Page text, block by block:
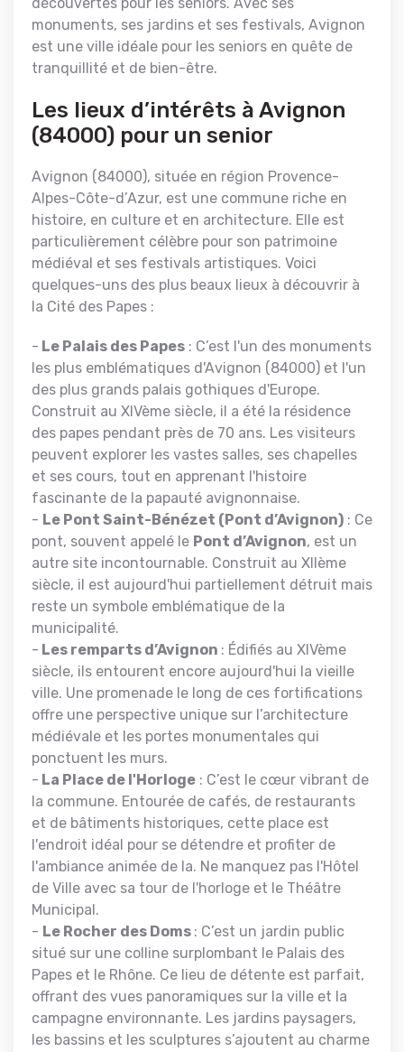
monuments, ses jardins et ses festivals, Avignon
est une ville idéale pour les seniors en quête de
tranquillité et de bien-être.
Les lieux d’intérêts à Avignon
(84000) pour un senior
Avignon (84000), située en région Provence-
Alpes-Côte-d’Azur, est une commune riche en
histoire, en culture et en architecture. Elle est
particulièrement célèbre pour son patrimoine
médiéval et ses festivals artistiques. Voici
quelques-uns des plus beaux lieux à découvrir à
la Cité des Papes :
- Le Palais des Papes : C’est l'un des monuments
les plus emblématiques d'Avignon (84000) et l'un
des plus grands palais gothiques d'Europe.
Construit au XIVème siècle, il a été la résidence
des papes pendant près de 70 ans. Les visiteurs
peuvent explorer les vastes salles, ses chapelles
et ses cours, tout en apprenant l'histoire
fascinante de la papauté avignonnaise.
- Le Pont Saint-Bénézet (Pont d’Avignon) : Ce
pont, souvent appelé le Pont d’Avignon, est un
autre site incontournable. Construit au XIIème
siècle, il est aujourd'hui partiellement détruit mais
reste un symbole emblématique de la
municipalité.
- Les remparts d’Avignon : Édifiés au XIVème
siècle, ils entourent encore aujourd'hui la vieille
ville. Une promenade le long de ces fortifications
offre une perspective unique sur l’architecture
médiévale et les portes monumentales qui
ponctuent les murs.
- La Place de l'Horloge : C’est le cœur vibrant de
la commune. Entourée de cafés, de restaurants
et de bâtiments historiques, cette place est
l'endroit idéal pour se détendre et profiter de
l'ambiance animée de la. Ne manquez pas l'Hôtel
de Ville avec sa tour de l'horloge et le Théâtre
Municipal.
- Le Rocher des Doms : C’est un jardin public
situé sur une colline surplombant le Palais des
Papes et le Rhône. Ce lieu de détente est parfait,
offrant des vues panoramiques sur la ville et la
campagne environnante. Les jardins paysagers,
les bassins et les sculptures s’ajoutent au charme